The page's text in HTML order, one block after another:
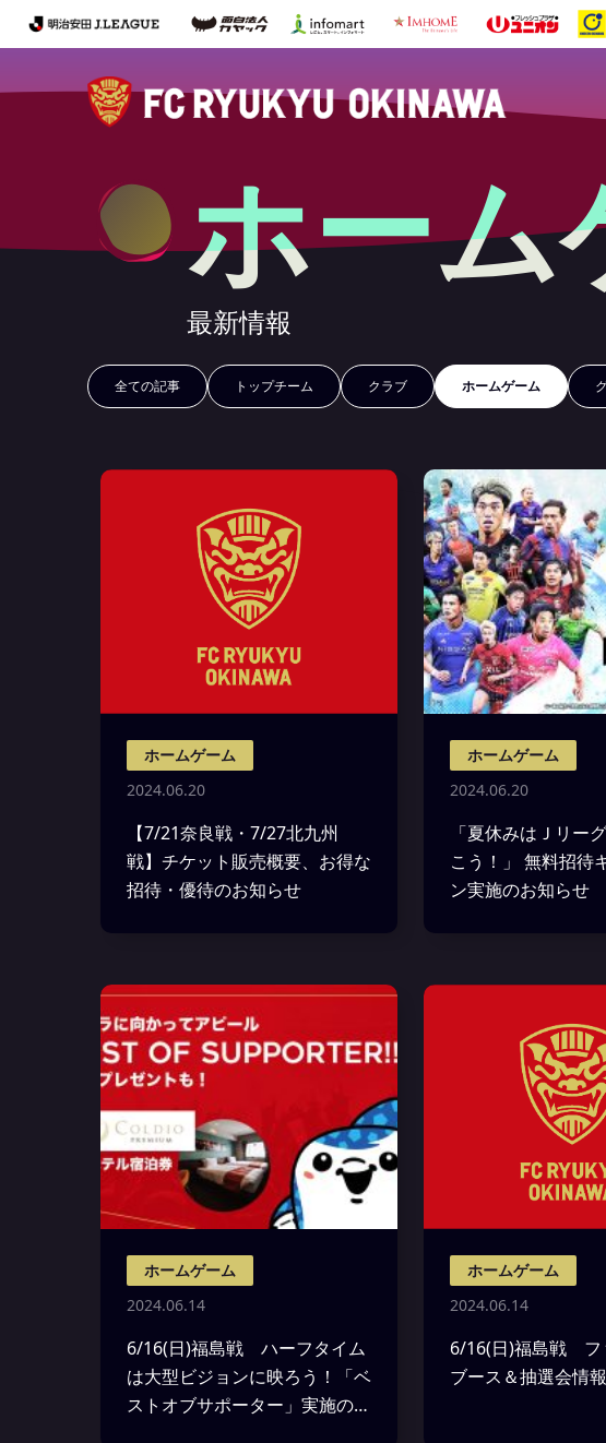
ホーム
最新情報
全ての記事 トップチーム クラブ ホームゲーム
ホームゲーム
2024.06.20
【7/21奈良戦・7/27北九州
戦】チケット販売概要、お得な
招待・優待のお知らせ
ホームゲーム
2024.06.20
「夏休みはＪリー
こう！」 無料招待
ン実施のお知らせ
ホームゲーム
2024.06.14
6/16(日)福島戦 ハーフタイム
は大型ビジョンに映ろう！「ベ
ストオブサポーター」実施のお
ホームゲーム
2024.06.14
6/16(日)福島戦 フ
ブース＆抽選会情報